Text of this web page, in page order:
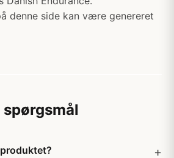
denne side kan være genereret